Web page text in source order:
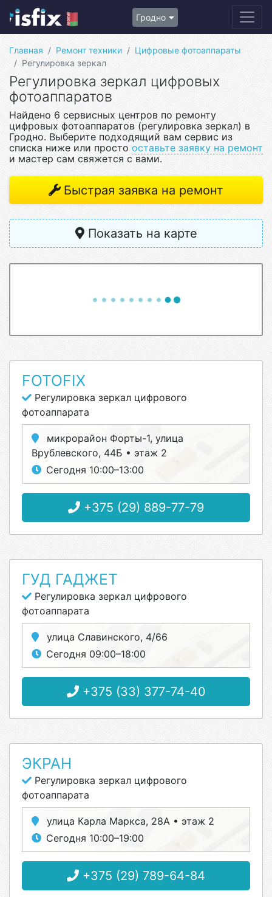
Гродно
Главная Ремонт техники
Цифровые фотоаппараты
Регулировка зеркал
Регулировка зеркал цифровых
фотоаппаратов
Найдено 6 сервисных центров по ремонту
цифровых фотоаппаратов (регулировка зеркал) в
Гродно. Выберите подходящий вам сервис из
списка ниже или просто оставьте заявку на ремонт
и мастер сам свяжется с вами.
Быстрая заявка на ремонт
Показать на карте
FOTOFIX
Регулировка зеркал цифрового
фотоаппарата
микрорайон Форты-1, улица
Врублевского, 44Б • этаж 2
Сегодня 10:00–13:00
+375 (29) 889-77-79
ГУД ГАДЖЕТ
Регулировка зеркал цифрового
фотоаппарата
улица Славинского, 4/66
Сегодня 09:00–18:00
+375 (33) 377-74-40
ЭКРАН
Регулировка зеркал цифрового
фотоаппарата
улица Карла Маркса, 28А • этаж 2
Сегодня 10:00–19:00
+375 (29) 789-64-84